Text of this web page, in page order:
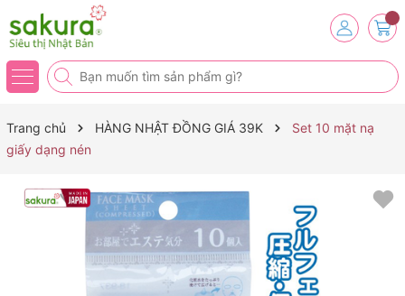
Trang chủ HÀNG NHẬT ĐỒNG GIÁ 39K
Set 10 mặt nạ
giấy dạng nén